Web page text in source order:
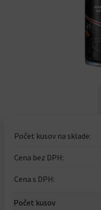
Počet kusov na sklade:
Cena bez DPH:
Cena s DPH:
Počet kusov